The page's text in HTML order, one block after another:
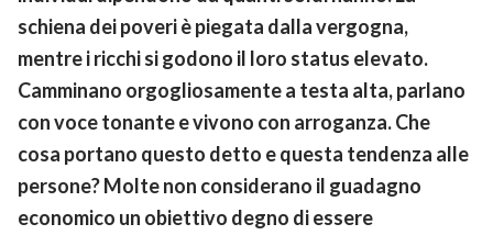
schiena dei poveri è piegata dalla vergogna,
mentre i ricchi si godono il loro status elevato.
Camminano orgogliosamente a testa alta, parlano
con voce tonante e vivono con arroganza. Che
cosa portano questo detto e questa tendenza alle
persone? Molte non considerano il guadagno
economico un obiettivo degno di essere